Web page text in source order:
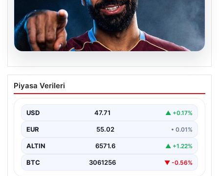
05.08.2026
Mohamed Salah transferinin detayları
açıklandı!
Piyasa Verileri
USD 47.71 ▲ +0.17%
EUR 55.02 • 0.01%
ALTIN 6571.6 ▲ +1.22%
BTC 3061256 ▼ -0.56%